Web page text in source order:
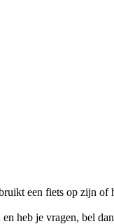
een fiets op zijn
heb je vragen, bel